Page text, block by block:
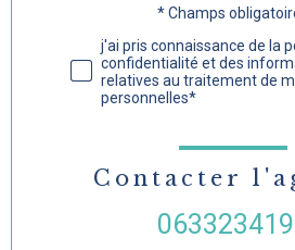
Validation
* Champs
j'ai pris connaissance de la
confidentialité et des
relatives au traitement de
personnelles*
Contacter